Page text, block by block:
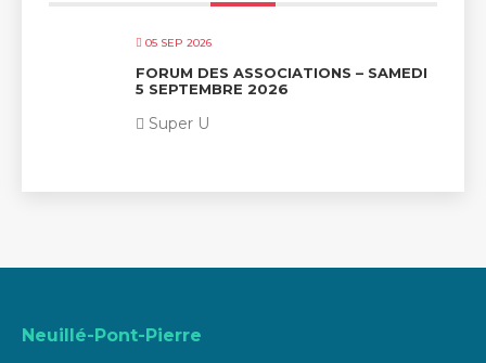
05 SEP 2026
FORUM DES ASSOCIATIONS – SAMEDI
5 SEPTEMBRE 2026
Super U
Neuillé-Pont-Pierre